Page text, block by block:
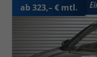
ab 323,– € mtl.